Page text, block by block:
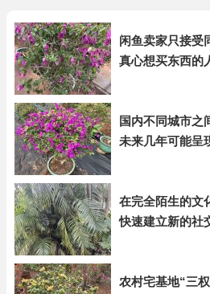
闲鱼卖家只接受
真心想买东西的
国内不同城市之
未来几年可能呈
在完全陌生的文
快速建立新的社
农村宅基地“三